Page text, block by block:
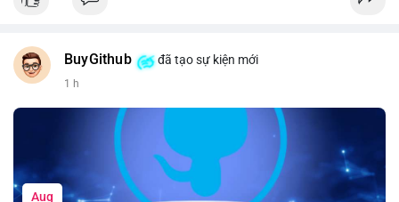
BuyGithub đã tạo sự kiện mới
1 h
Aug